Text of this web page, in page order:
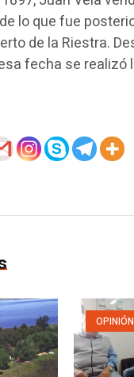
lo que fue
de la Riestra.
fecha se realizó